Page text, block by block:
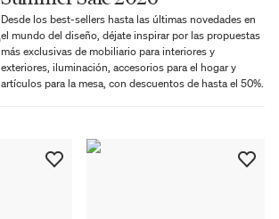
Desde los best-sellers hasta las últimas novedades en
el mundo del diseño, déjate inspirar por las propuestas
más exclusivas de mobiliario para interiores y
exteriores, iluminación, accesorios para el hogar y
artículos para la mesa, con descuentos de hasta el 50%.